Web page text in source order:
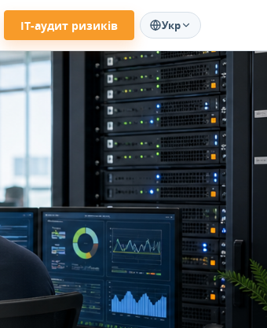
ІТ-аудит ризиків Укр